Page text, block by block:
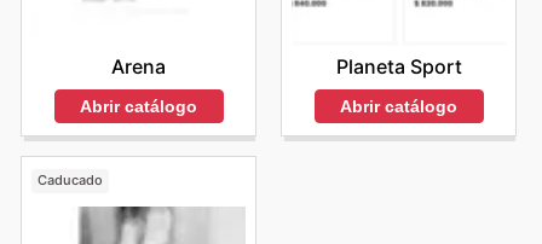
Arena
Abrir catálogo
Planeta Sport
Abrir catálogo
Caducado